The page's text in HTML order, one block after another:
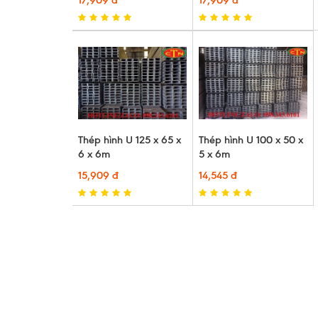
Thép hình U 125 x 65 x
6 x 6m
15,909 đ
Thép hình U 100 x 50 x
5 x 6m
14,545 đ